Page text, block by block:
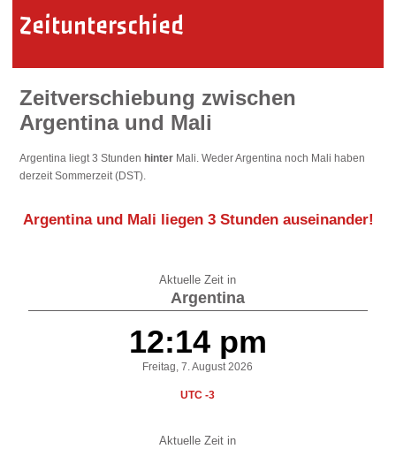
Zeitunterschied
Zeitverschiebung zwischen
Argentina und Mali
Argentina liegt 3 Stundenhinter Mali. Weder Argentina noch Mali haben
derzeit Sommerzeit (DST).
Argentina und Mali liegen 3 Stunden auseinander!
Aktuelle Zeit in
Argentina
12:14 pm
Freitag, 7. August 2026
UTC -3
Aktuelle Zeit in